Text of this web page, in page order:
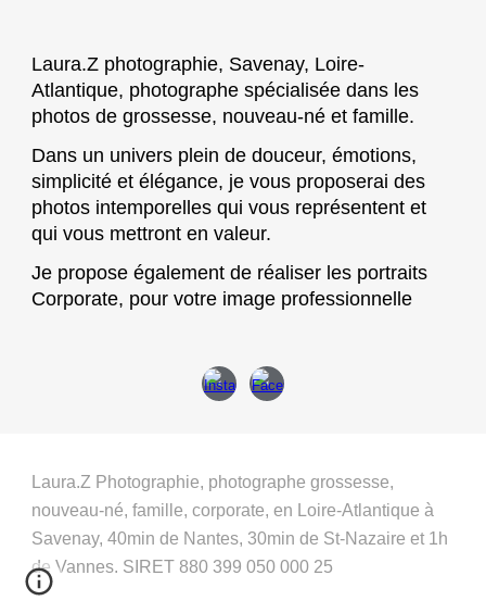
Laura.Z photographie, Savenay, Loire-
Atlantique, photographe spécialisée dans les
photos de grossesse, nouveau-né et famille.
Dans un univers plein de douceur, émotions,
simplicité et élégance, je vous proposerai des
photos intemporelles qui vous représentent et
qui vous mettront en valeur.
Je propose également de réaliser les portraits
Corporate, pour votre image professionnelle
Laura.Z Photographie, photographe grossesse,
nouveau-né, famille, corporate, en Loire-Atlantique à
Savenay, 40min de Nantes, 30min de St-Nazaire et 1h
de Vannes. SIRET 880 399 050 000 25